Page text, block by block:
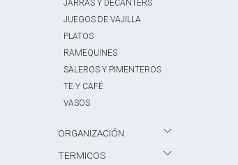
JARRAS Y DECANTERS
JUEGOS DE VAJILLA
PLATOS
RAMEQUINES
SALEROS Y PIMENTEROS
TE Y CAFÉ
VASOS
ORGANIZACIÓN
TERMICOS